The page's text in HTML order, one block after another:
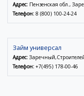
Адрес: Пензенская обл.,
Телефон: 8 (800) 100-24-24
Займ универсал
Адрес:
Телефон: +7(495) 178-00-46